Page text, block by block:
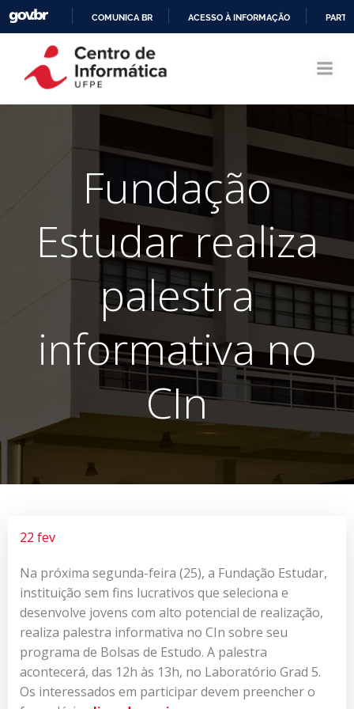
CONTEÚDO
COMUNICA BR ACESSO À INFORMAÇÃO
Fundação
Estudar realiza
palestra
informativa no
CIn
22 fev
Na próxima segunda-feira (25), a Fundação Estudar,
instituição sem fins lucrativos que seleciona e
desenvolve jovens com alto potencial de realização,
realiza palestra informativa no CIn sobre seu
programa de Bolsas de Estudo. A palestra
acontecerá, das 12h às 13h, no Laboratório Grad 5.
Os interessados em participar devem preencher o